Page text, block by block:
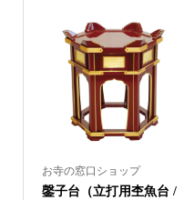
お寺の窓口ショップ
鏧子台（立打用杢魚台 /